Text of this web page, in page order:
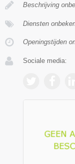
Beschrijving
Diensten
Openingstijden
Sociale media: